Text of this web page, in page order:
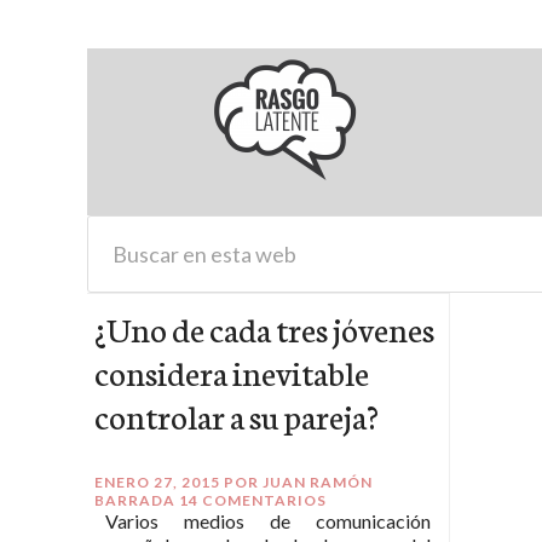
¿Uno de cada tres jóvenes
considera inevitable
controlar a su pareja?
ENERO 27, 2015 POR JUAN RAMÓN
BARRADA 14 COMENTARIOS
Varios medios de comunicación